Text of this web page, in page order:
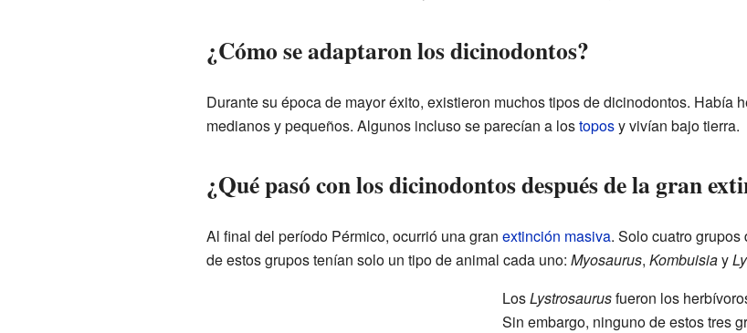
¿Cómo se adaptaron los dicinodontos?
Durante su época de mayor éxito, existieron muchos tipos de dicinodontos. Había
medianos y pequeños. Algunos incluso se parecían a lostoposy vivían bajo tierra.
¿Qué pasó con los dicinodontos después de la gran
Al final del período Pérmico, ocurrió una gran extinción masiva. Solo cuatro grupos
de estos grupos tenían solo un tipo de animal cada uno: Myosaurus, Kombuisiay
LosLystrosaurusfueron los
Sin embargo, ninguno de estos tres